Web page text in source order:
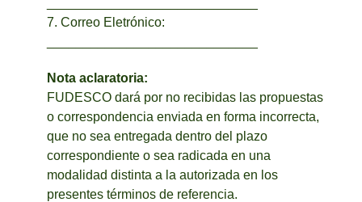
7. Correo Eletrónico:
Nota aclaratoria:
FUDESCO dará por no recibidas las propuestas
o correspondencia enviada en forma incorrecta,
que no sea entregada dentro del plazo
correspondiente o sea radicada en una
modalidad distinta a la autorizada en los
presentes términos de referencia.